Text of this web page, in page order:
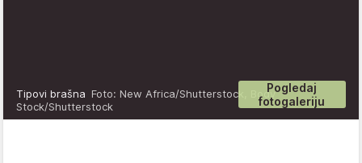
Pogledaj
fotogaleriju
Tipovi brašna Foto: New Africa/Shutterstock, Body
Stock/Shutterstock